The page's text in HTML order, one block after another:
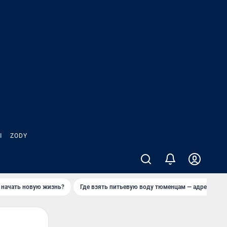
ZODY
начать новую жизнь? Где взять питьевую воду тюменцам — адреса